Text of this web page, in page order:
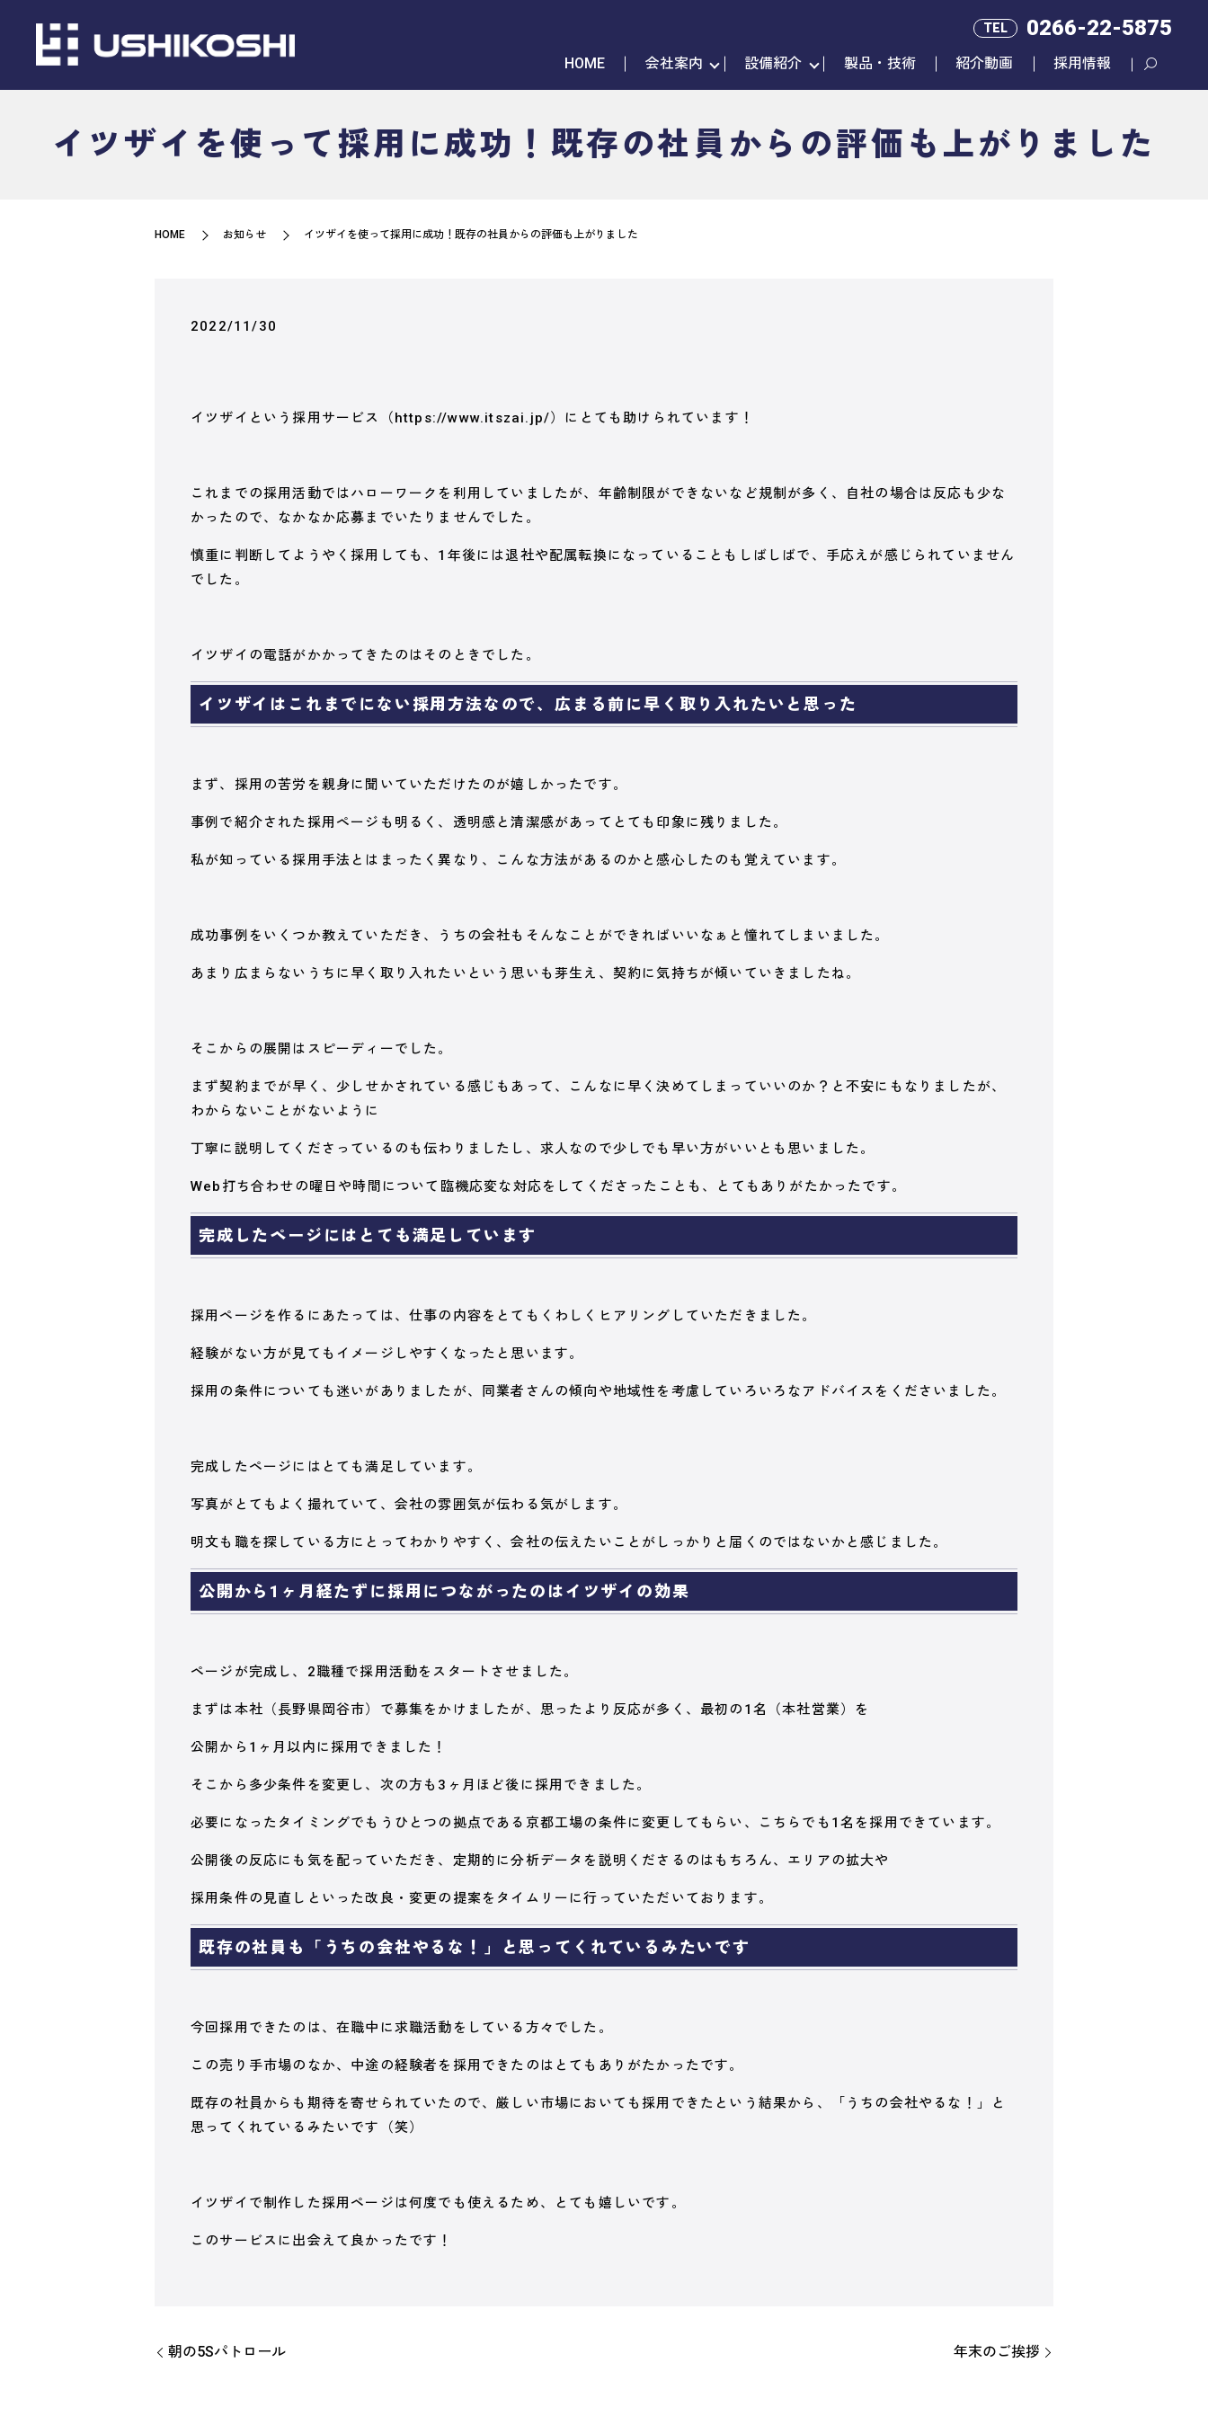
TEL 0266-22-5875
HOME 会社案内 設備紹介 製品・技術 紹介動画 採用情報
イツザイを使って採用に成功！既存の社員からの評価も上がりました
HOME お知らせ イツザイを使って採用に成功！既存の社員からの評価も上がりました
2022/11/30
イツザイという採用サービス（https://www.itszai.jp/）にとても助けられています！
これまでの採用活動ではハローワークを利用していましたが、年齢制限ができないなど規制が多く、自社の場合は反応も少な
かったので、なかなか応募までいたりませんでした。
慎重に判断してようやく採用しても、1年後には退社や配属転換になっていることもしばしばで、手応えが感じられていません
でした。
イツザイの電話がかかってきたのはそのときでした。
イツザイはこれまでにない採用方法なので、広まる前に早く取り入れたいと思った
まず、採用の苦労を親身に聞いていただけたのが嬉しかったです。
事例で紹介された採用ページも明るく、透明感と清潔感があってとても印象に残りました。
私が知っている採用手法とはまったく異なり、こんな方法があるのかと感心したのも覚えています。
成功事例をいくつか教えていただき、うちの会社もそんなことができればいいなぁと憧れてしまいました。
あまり広まらないうちに早く取り入れたいという思いも芽生え、契約に気持ちが傾いていきましたね。
そこからの展開はスピーディーでした。
まず契約までが早く、少しせかされている感じもあって、こんなに早く決めてしまっていいのか？と不安にもなりましたが、
わからないことがないように
丁寧に説明してくださっているのも伝わりましたし、求人なので少しでも早い方がいいとも思いました。
Web打ち合わせの曜日や時間について臨機応変な対応をしてくださったことも、とてもありがたかったです。
完成したページにはとても満足しています
採用ページを作るにあたっては、仕事の内容をとてもくわしくヒアリングしていただきました。
経験がない方が見てもイメージしやすくなったと思います。
採用の条件についても迷いがありましたが、同業者さんの傾向や地域性を考慮していろいろなアドバイスをくださいました。
完成したページにはとても満足しています。
写真がとてもよく撮れていて、会社の雰囲気が伝わる気がします。
明文も職を探している方にとってわかりやすく、会社の伝えたいことがしっかりと届くのではないかと感じました。
公開から1ヶ月経たずに採用につながったのはイツザイの効果
ページが完成し、2職種で採用活動をスタートさせました。
まずは本社（長野県岡谷市）で募集をかけましたが、思ったより反応が多く、最初の1名（本社営業）を
公開から1ヶ月以内に採用できました！
そこから多少条件を変更し、次の方も3ヶ月ほど後に採用できました。
必要になったタイミングでもうひとつの拠点である京都工場の条件に変更してもらい、こちらでも1名を採用できています。
公開後の反応にも気を配っていただき、定期的に分析データを説明くださるのはもちろん、エリアの拡大や
採用条件の見直しといった改良・変更の提案をタイムリーに行っていただいております。
既存の社員も「うちの会社やるな！」と思ってくれているみたいです
今回採用できたのは、在職中に求職活動をしている方々でした。
この売り手市場のなか、中途の経験者を採用できたのはとてもありがたかったです。
既存の社員からも期待を寄せられていたので、厳しい市場においても採用できたという結果から、「うちの会社やるな！」と
思ってくれているみたいです（笑）
イツザイで制作した採用ページは何度でも使えるため、とても嬉しいです。
このサービスに出会えて良かったです！
朝の5Sパトロール 年末のご挨拶